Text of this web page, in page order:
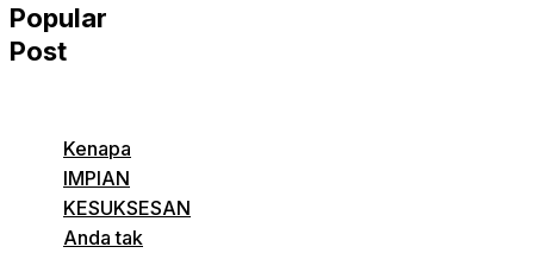
Popular
Post
​Kenapa
IMPIAN
KESUKSESAN
Anda tak